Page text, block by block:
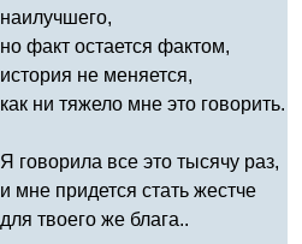
наилучшего,
но факт остается фактом,
история не меняется,
как ни тяжело мне это говорить.
Я говорила все это тысячу раз,
и мне придется стать жестче
для твоего же блага..